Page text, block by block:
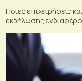
Ποιες επιχειρήσεις
εκδήλωσης